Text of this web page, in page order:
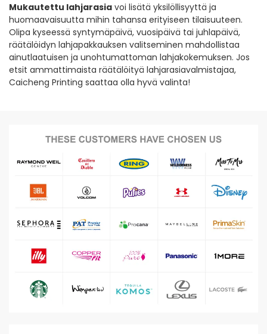
Mukautettu lahjarasia voi lisätä yksilöllisyyttä ja
huomaavaisuutta mihin tahansa erityiseen tilaisuuteen.
Olipa kyseessä syntymäpäivä, vuosipäivä tai juhlapäivä,
räätälöidyn lahjapakkauksen valitseminen mahdollistaa
ainutlaatuisen ja unohtumattoman lahjakokemuksen. Jos
etsit ammattimaista räätälöityä lahjarasiavalmistajaa,
Caicheng Printing saattaa olla hyvä valinta!